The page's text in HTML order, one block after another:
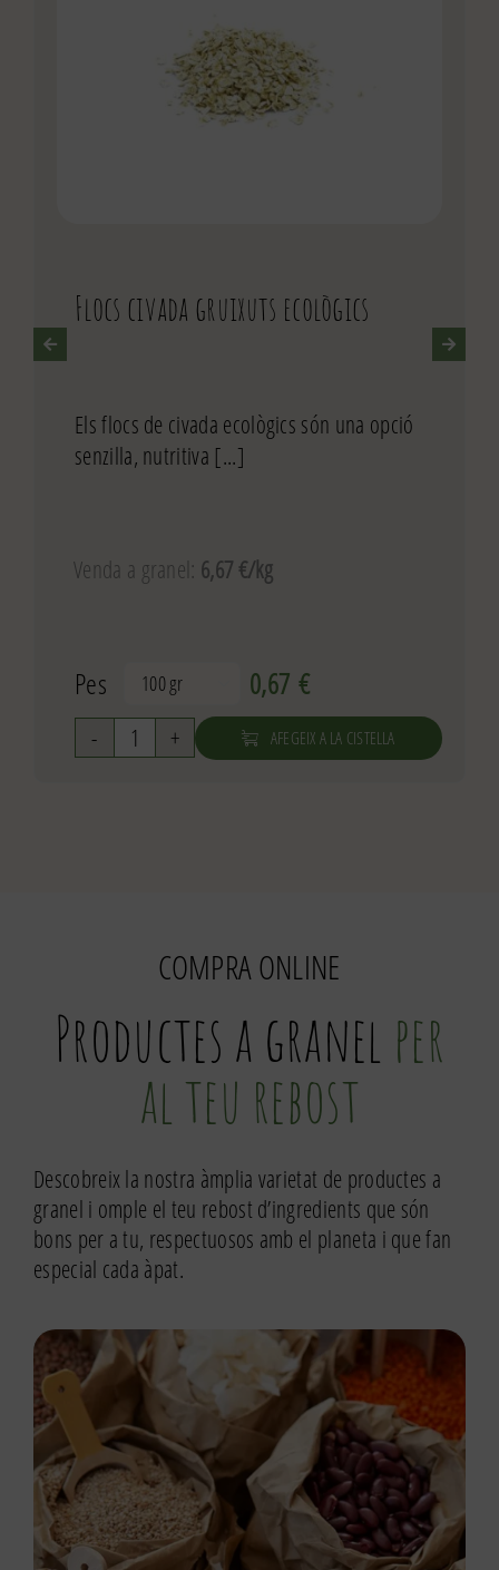
Flocs civada gruixuts ecològics
Els flocs de civada ecològics són una opció
senzilla, nutritiva [...]
Venda a granel: 6,67 €/kg
Pes 0,67 €
quantitat
AFEGEIX A LA CISTELLA
COMPRA ONLINE
Productes a granel per
al teu rebost
Descobreix la nostra àmplia varietat de productes a
granel i omple el teu rebost d’ingredients que són
bons per a tu, respectuosos amb el planeta i que fan
especial cada àpat.